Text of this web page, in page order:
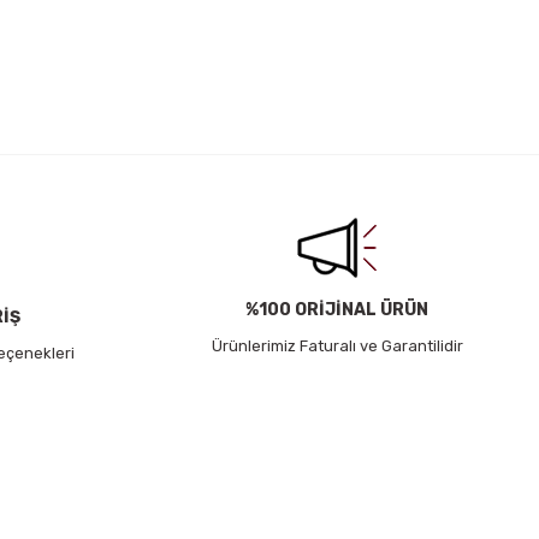
%100 ORİJİNAL ÜRÜN
Ürünlerimiz Faturalı ve Garantilidir